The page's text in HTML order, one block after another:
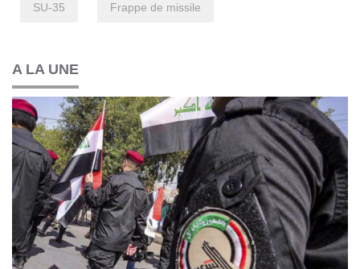
SU-35 Frappe de missile
A LA UNE